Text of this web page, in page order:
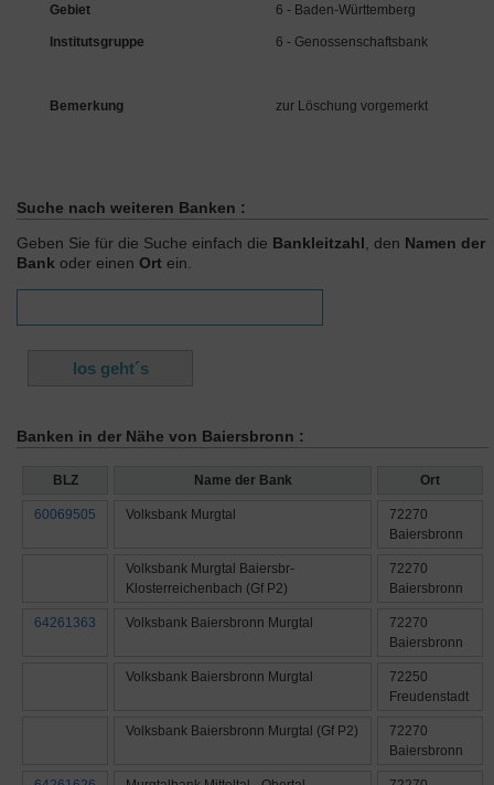
Gebiet 6 - Baden-Württemberg
Institutsgruppe 6 - Genossenschaftsbank
Bemerkung zur Löschung vorgemerkt
Suche nach weiteren Banken :
Geben Sie für die Suche einfach die Bankleitzahl , den Namen der
Bank oder einen Ort ein.
Banken in der Nähe von Baiersbronn :
BLZ Name der Bank Ort
60069505 Volksbank Murgtal
72270
Baiersbronn
Volksbank Murgtal Baiersbr-
Klosterreichenbach (Gf P2)
72270
Baiersbronn
64261363 Volksbank Baiersbronn Murgtal
72270
Baiersbronn
Volksbank Baiersbronn Murgtal
72250
Freudenstadt
Volksbank Baiersbronn Murgtal (Gf P2)
72270
Baiersbronn